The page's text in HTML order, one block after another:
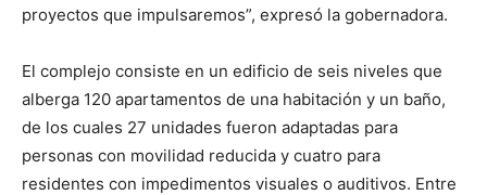
proyectos que impulsaremos”, expresó la gobernadora.
El complejo consiste en un edificio de seis niveles que
alberga 120 apartamentos de una habitación y un baño,
de los cuales 27 unidades fueron adaptadas para
personas con movilidad reducida y cuatro para
residentes con impedimentos visuales o auditivos. Entre